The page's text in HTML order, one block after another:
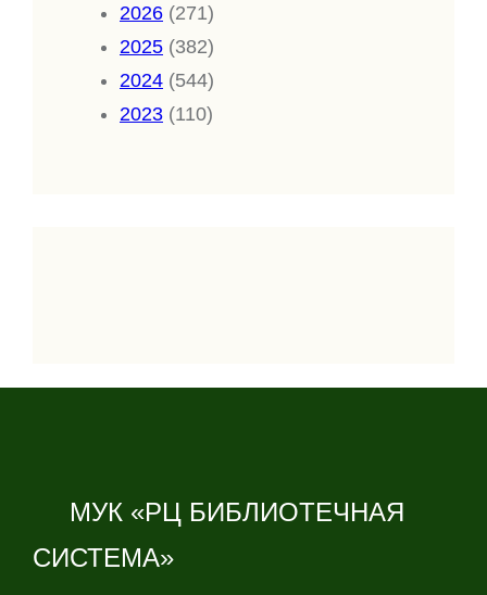
2026 (271)
2025 (382)
2024 (544)
2023 (110)
МУК «РЦ БИБЛИОТЕЧНАЯ
СИСТЕМА»